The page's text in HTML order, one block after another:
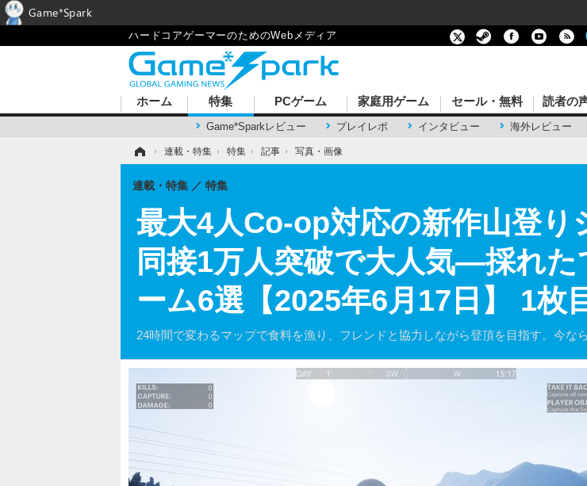
ハードコアゲーマーのためのWebメディア
ホーム 特集
Game*Sparkレビュー プレイレポ インタビュー 海外レビュー
PCゲーム 家庭用ゲーム セール・無料 読者の
› 連載・特集 › 特集 › 記事 › 写真・画像
最大4人Co-op対応の新作山登り
同接1万人突破で大人気―採れ
ーム6選【2025年6月17日】 1枚
24時間で変わるマップで食料を漁り、フレンドと協力しながら登頂を目指す。今な
連載・特集 特集
Game*Spark